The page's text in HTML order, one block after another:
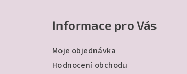
Informace pro Vás
Moje objednávka
Hodnocení obchodu